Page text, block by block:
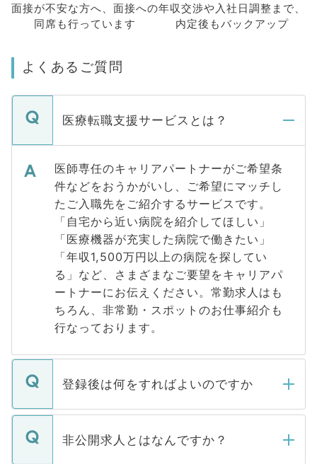
面接が不安な方へ、 面接への
同席も行っています
年収交渉や入社日調整まで、
内定後もバックアップ
よくあるご質問
医療転職支援サービスとは？
医師専任のキャリアパートナーがご希望条
件などをおうかがいし、ご希望にマッチし
たご入職先をご紹介するサービスです。
「自宅から近い病院を紹介してほしい」
「医療機器が充実した病院で働きたい」
「年収1,500万円以上の病院を探してい
る」など、さまざまなご要望をキャリアパ
ートナーにお伝えください。常勤求人はも
ちろん、非常勤・スポットのお仕事紹介も
行なっております。
登録後は何をすればよいのですか
ご登録いただきましたら、弊社担当者がご
登録内容を確認し、その後メールもしくは
非公開求人とはなんですか？